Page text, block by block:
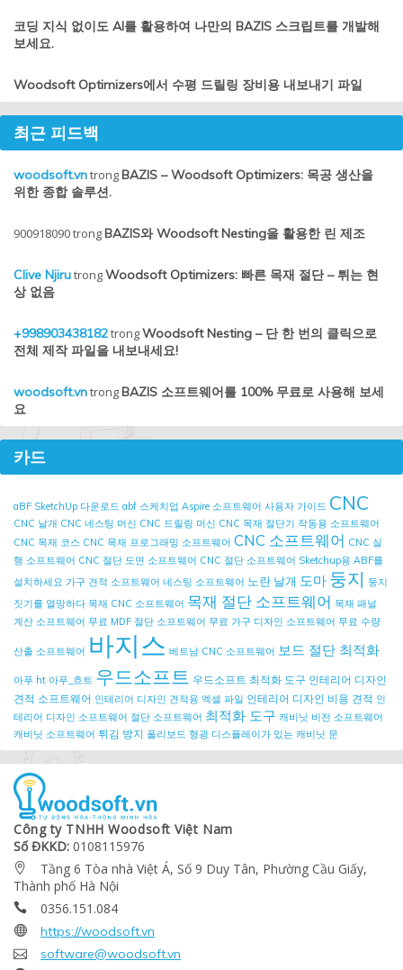
코딩 지식 없이도 AI를 활용하여 나만의 BAZIS 스크립트를 개발해
보세요.
Woodsoft Optimizers에서 수평 드릴링 장비용 내보내기 파일
최근 피드백
woodsoft.vntrongBAZIS – Woodsoft Optimizers: 목공 생산을
위한 종합 솔루션.
900918090trongBAZIS와 Woodsoft Nesting을 활용한 린 제조
Clive NjirutrongWoodsoft Optimizers: 빠른 목재 절단 – 튀는 현
상 없음
+998903438182trongWoodsoft Nesting – 단 한 번의 클릭으로
전체 제작 파일을 내보내세요!
woodsoft.vntrongBAZIS 소프트웨어를 100% 무료로 사용해 보세
요
카드
aBF SketchUp 다운로드 abf 스케치업 Aspire 소프트웨어 사용자 가이드 CNC
CNC 날개 CNC 네스팅 머신 CNC 드릴링 머신 CNC 목재 절단기 작동용 소프트웨어
CNC 목재 코스 CNC 목재 프로그래밍 소프트웨어 CNC 소프트웨어 CNC 실
행 소프트웨어 CNC 절단 도면 소프트웨어 CNC 절단 소프트웨어 Sketchup용 ABF를
설치하세요 가구 견적 소프트웨어 네스팅 소프트웨어 노란 날개 도마 둥지 둥지
짓기를 열망하다 목재 CNC 소프트웨어 목재 절단 소프트웨어 목재 패널
계산 소프트웨어 무료 MDF 절단 소프트웨어 무료 가구 디자인 소프트웨어 무료 수량
산출 소프트웨어 바지스 베트남 CNC 소프트웨어 보드 절단 최적화
아푸 ht 아푸_흐트 우드소프트 우드소프트 최적화 도구 인테리어 디자인
견적 소프트웨어 인테리어 디자인 견적용 엑셀 파일 인테리어 디자인 비용 견적 인
테리어 디자인 소프트웨어 절단 소프트웨어 최적화 도구 캐비닛 비전 소프트웨어
캐비닛 소프트웨어 튀김 방지 폴리보드 형광 디스플레이가 있는 캐비닛 문
Công ty TNHH Woodsoft Việt Nam
Số ĐKKD: 0108115976

Tầng 6 Tòa nhà Việt Á, Số 9 Duy Tân, Phường Cầu Giấy,
Thành phố Hà Nội
 0356.151.084
 https://woodsoft.vn
 software@woodsoft.vn